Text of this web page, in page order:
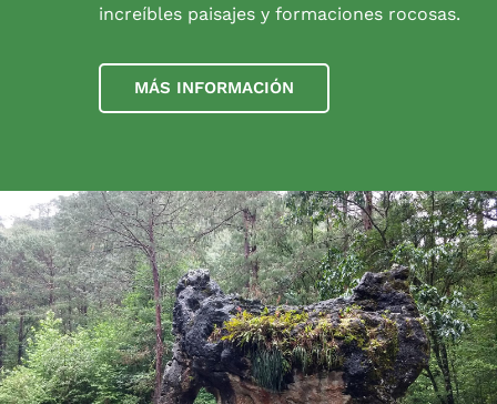
increíbles paisajes y formaciones rocosas.
MÁS INFORMACIÓN